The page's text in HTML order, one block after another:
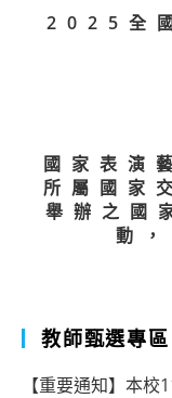
2025全
國家表演
所屬國家
舉辦之國
動
教師甄選專區
【重要通知】本